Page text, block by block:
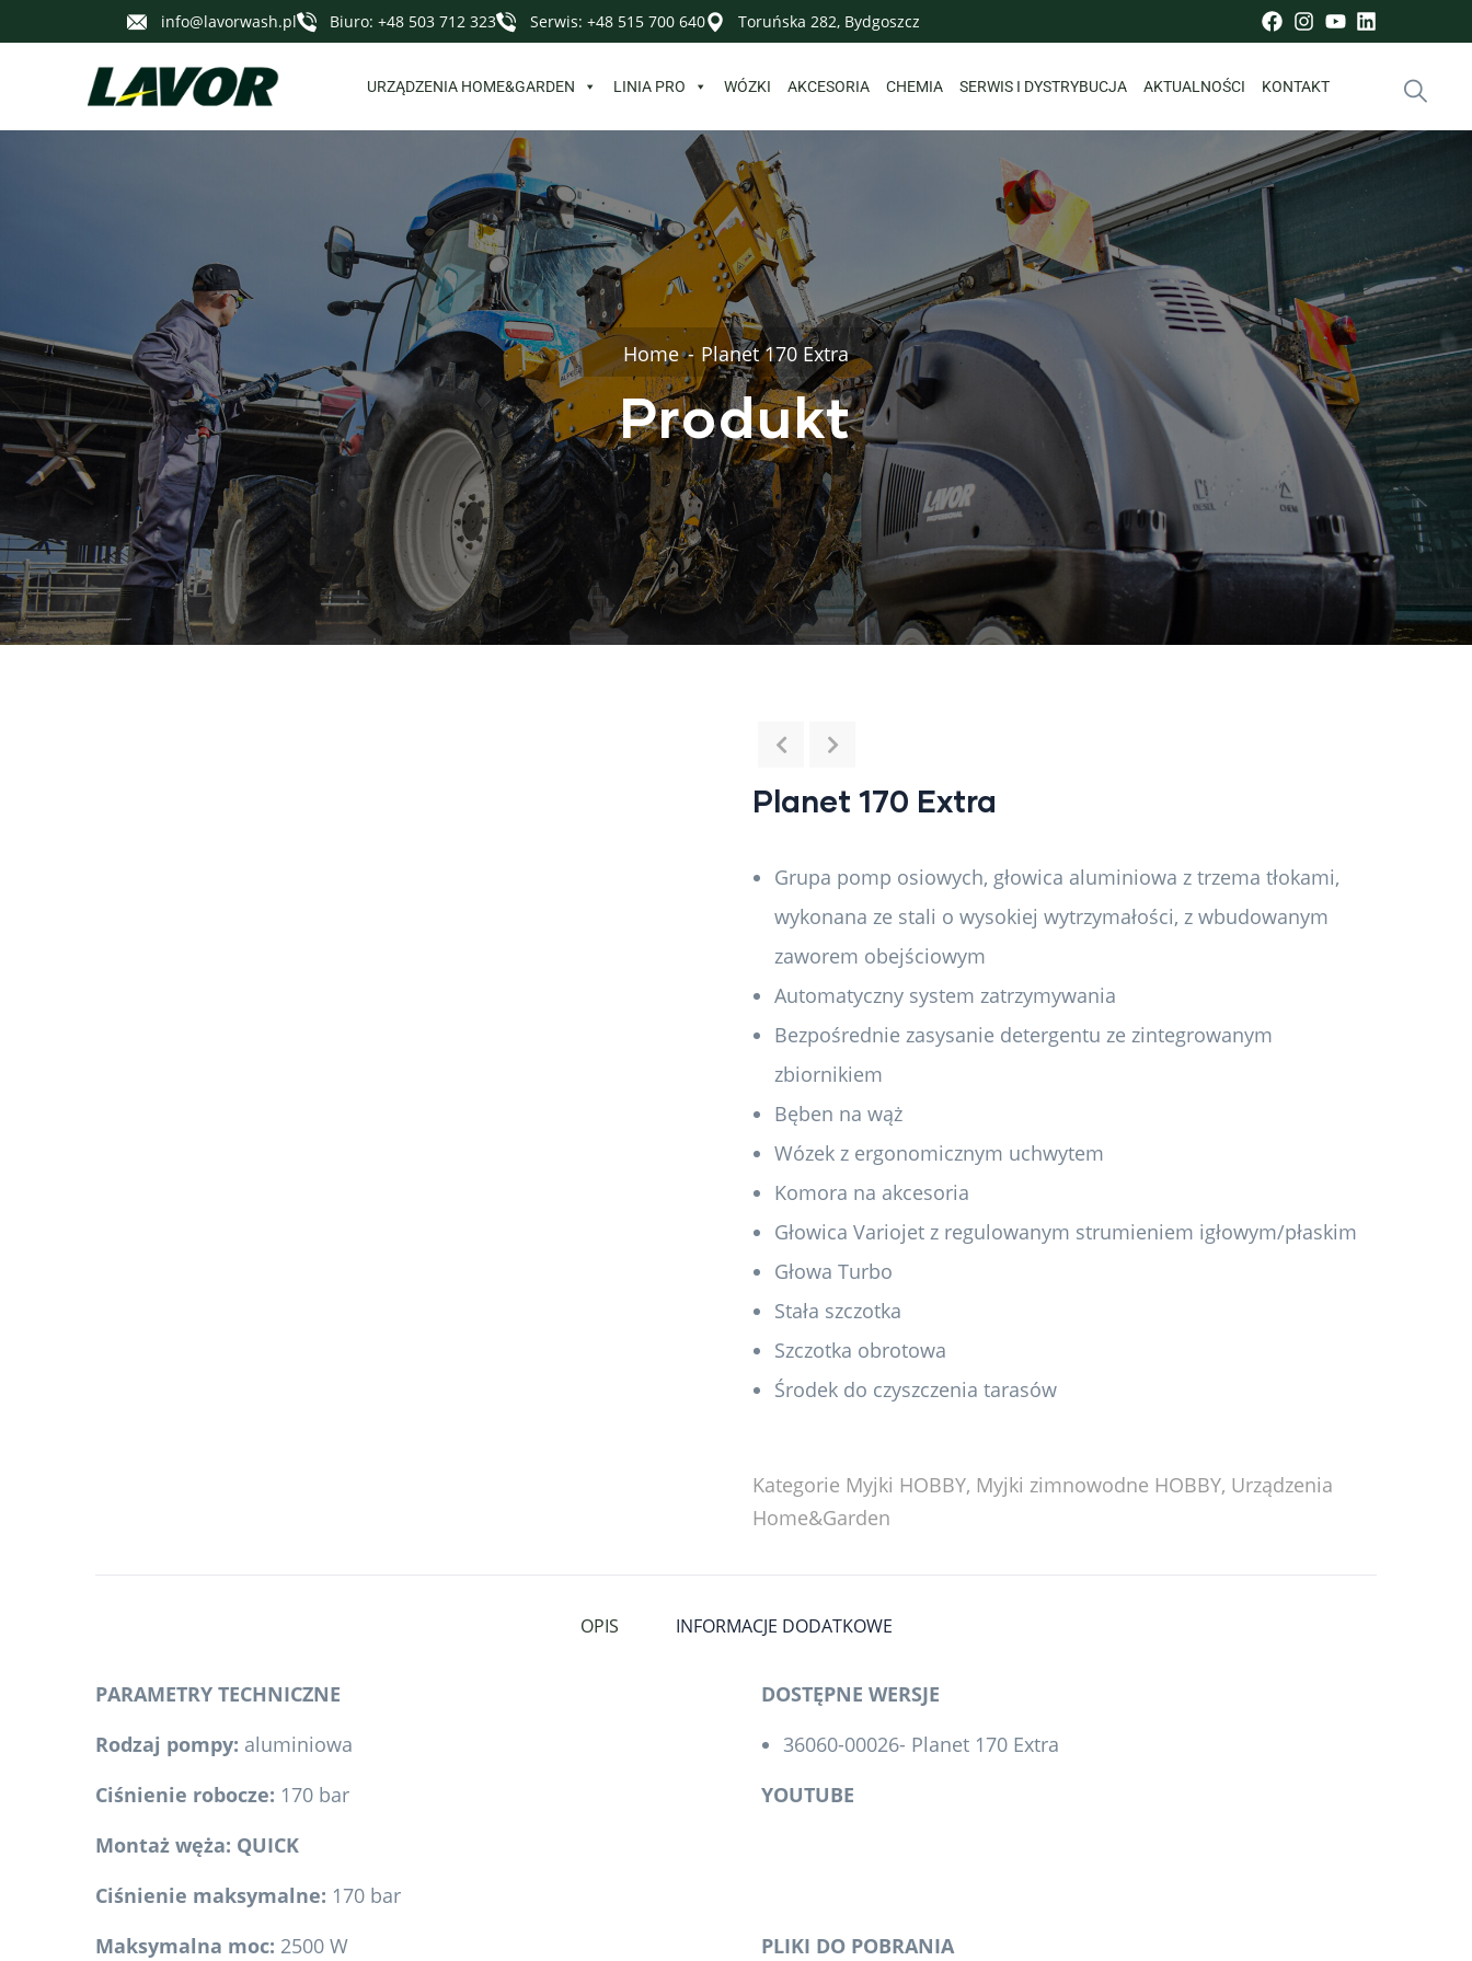
info@lavorwash.pl Biuro: +48 503 712 323 Serwis: +48 515 700 640 Toruńska 282, Bydgoszcz
URZĄDZENIA HOME&GARDEN LINIA PRO WÓZKI AKCESORIA CHEMIA SERWIS I DYSTRYBUCJA AKTUALNOŚCI KONTAKT
Home Planet 170 Extra
Produkt
Planet 170 Extra
Grupa pomp osiowych, głowica aluminiowa z trzema tłokami,
wykonana ze stali o wysokiej wytrzymałości, z wbudowanym
zaworem obejściowym
Automatyczny system zatrzymywania
Bezpośrednie zasysanie detergentu ze zintegrowanym
zbiornikiem
Bęben na wąż
Wózek z ergonomicznym uchwytem
Komora na akcesoria
Głowica Variojet z regulowanym strumieniem igłowym/płaskim
Głowa Turbo
Stała szczotka
Szczotka obrotowa
Środek do czyszczenia tarasów
Kategorie Myjki HOBBY, Myjki zimnowodne HOBBY, Urządzenia
Home&Garden
OPIS INFORMACJE DODATKOWE
PARAMETRY TECHNICZNE
Rodzaj pompy: aluminiowa
Ciśnienie robocze: 170 bar
Montaż węża: QUICK
Ciśnienie maksymalne: 170 bar
Maksymalna moc: 2500 W
DOSTĘPNE WERSJE
36060-00026- Planet 170 Extra
YOUTUBE
PLIKI DO POBRANIA